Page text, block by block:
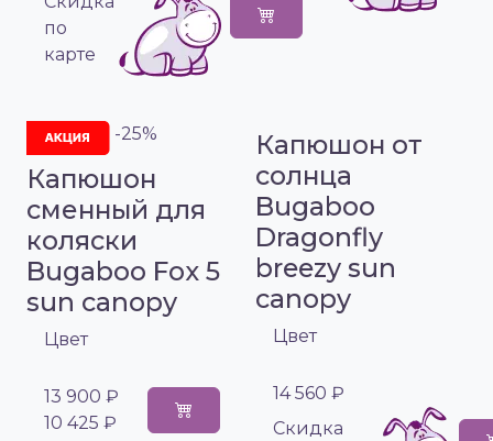
по
карте
-25%
Капюшон
сменный для
коляски
Bugaboo Fox 5
sun canopy
Цвет
13 900 ₽
10 425 ₽
Капюшон от
солнца
Bugaboo
Dragonfly
breezy sun
canopy
Цвет
14 560 ₽
Cкидка